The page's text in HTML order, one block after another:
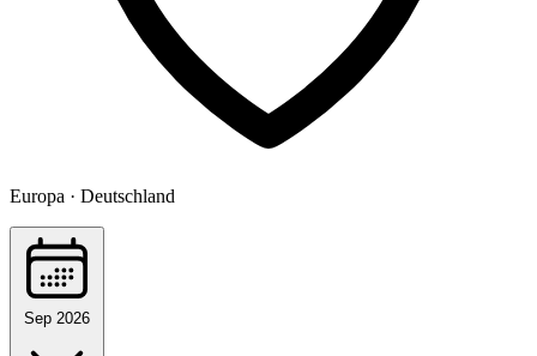
Europa · Deutschland
Sep 2026